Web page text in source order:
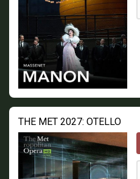
THE MET 2027: OTELLO